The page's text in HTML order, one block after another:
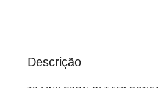
Descrição